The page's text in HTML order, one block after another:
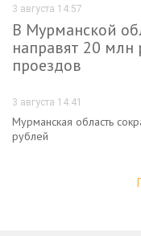
3 августа 14:57
В Мурманской
направят 20
проездов
3 августа 14:41
Мурманская область
рублей